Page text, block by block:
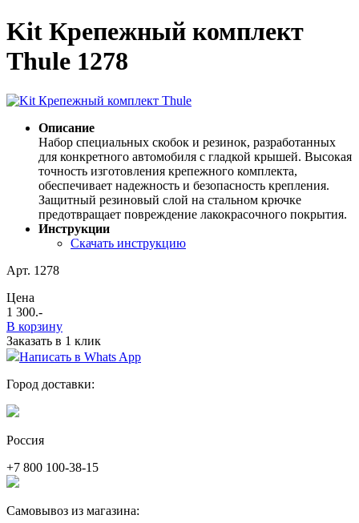
Kit Крепежный комплект
Thule 1278
Описание
Набор специальных скобок и резинок, разработанных
для конкретного автомобиля с гладкой крышей. Высокая
точность изготовления крепежного комплекта,
обеспечивает надежность и безопасность крепления.
Защитный резиновый слой на стальном крючке
предотвращает повреждение лакокрасочного покрытия.
Инструкции
Скачать инструкцию
Арт. 1278
Цена
1 300.-
В корзину
Заказать в 1 клик
Написать в Whats App
Город доставки:
Россия
+7 800 100-38-15
Самовывоз из магазина: